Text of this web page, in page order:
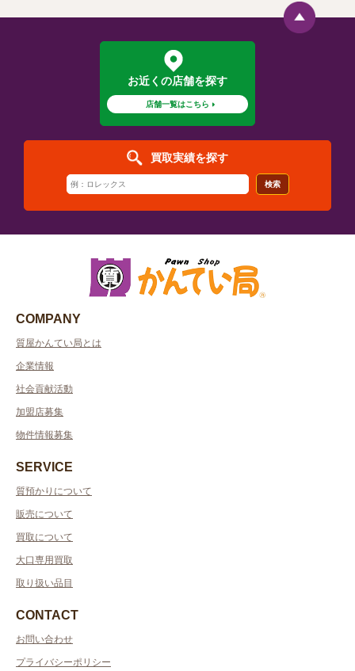
お近くの店舗を探す
店舗一覧はこちら
買取実績を探す
検索
COMPANY
質屋かんてい局とは
企業情報
社会貢献活動
加盟店募集
物件情報募集
SERVICE
質預かりについて
販売について
買取について
大口専用買取
取り扱い品目
CONTACT
お問い合わせ
プライバシーポリシー